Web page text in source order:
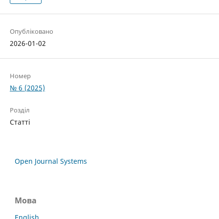
Опубліковано
2026-01-02
Номер
№ 6 (2025)
Розділ
Статті
Open Journal Systems
Мова